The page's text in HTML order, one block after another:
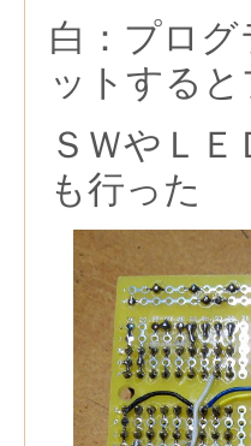
白：プロ
ットする
ＳＷやＬ
も行った